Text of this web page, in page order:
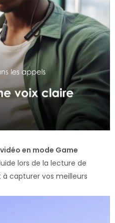
en mode Game
lors de la lecture de
à capturer vos meilleurs